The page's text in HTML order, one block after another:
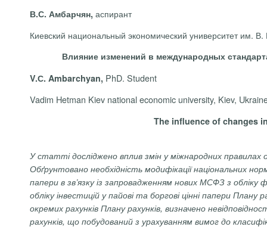
В.С. Амбарчян, аспирант
Киевский национальный экономический университет им.
Влияние изменений в международных
V.С. Ambarchyan, PhD. Student
Vadim Hetman Kiev national economic university, Kiev,
The influence of changes
У статті досліджено вплив змін у міжнародних правилах
Обґрунтовано необхідність модифікації національних
папери в зв’язку із запровадженням нових МСФЗ з
обліку інвестицій у пайові та боргові цінні папери Плану
окремих рахунків Плану рахунків, визначено
рахунків, що побудований з урахуванням вимог до